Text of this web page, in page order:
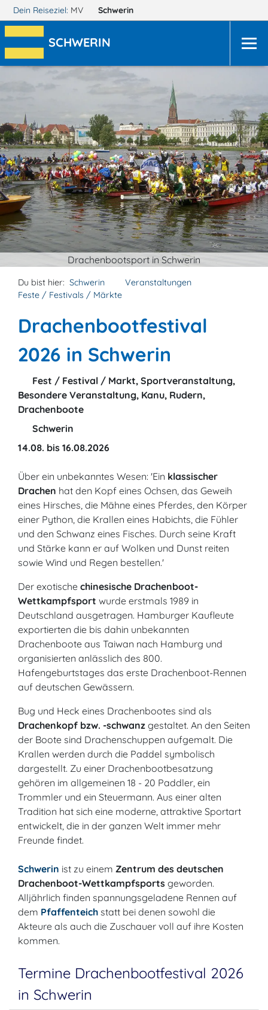
Dein Reiseziel: MV Schwerin
SCHWERIN
Drachenbootsport in Schwerin
Du bist hier: Schwerin
Veranstaltungen
Feste / Festivals / Märkte
Drachenbootfestival
2026 in Schwerin
Fest / Festival / Markt, Sportveranstaltung,
Besondere Veranstaltung, Kanu, Rudern,
Drachenboote
Schwerin
14.08. bis 16.08.2026
Über ein unbekanntes Wesen: 'Ein klassischer
Drachen hat den Kopf eines Ochsen, das Geweih
eines Hirsches, die Mähne eines Pferdes, den Körper
einer Python, die Krallen eines Habichts, die Fühler
und den Schwanz eines Fisches. Durch seine Kraft
und Stärke kann er auf Wolken und Dunst reiten
sowie Wind und Regen bestellen.'
Der exotische chinesische Drachenboot-
Wettkampfsport wurde erstmals 1989 in
Deutschland ausgetragen. Hamburger Kaufleute
exportierten die bis dahin unbekannten
Drachenboote aus Taiwan nach Hamburg und
organisierten anlässlich des 800.
Hafengeburtstages das erste Drachenboot-Rennen
auf deutschen Gewässern.
Bug und Heck eines Drachenbootes sind als
Drachenkopf bzw. -schwanz gestaltet. An den Seiten
der Boote sind Drachenschuppen aufgemalt. Die
Krallen werden durch die Paddel symbolisch
dargestellt. Zu einer Drachenbootbesatzung
gehören im allgemeinen 18 - 20 Paddler, ein
Trommler und ein Steuermann. Aus einer alten
Tradition hat sich eine moderne, attraktive Sportart
entwickelt, die in der ganzen Welt immer mehr
Freunde findet.
Schwerin ist zu einem Zentrum des deutschen
Drachenboot-Wettkampfsports geworden.
Alljährlich finden spannungsgeladene Rennen auf
dem Pfaffenteich statt bei denen sowohl die
Akteure als auch die Zuschauer voll auf ihre Kosten
kommen.
Termine Drachenbootfestival 2026
in Schwerin